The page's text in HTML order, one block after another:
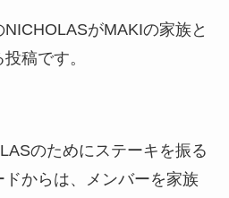
がMAKIの家族と
稿です。
のためにステーキを振る
からは、メンバーを家族